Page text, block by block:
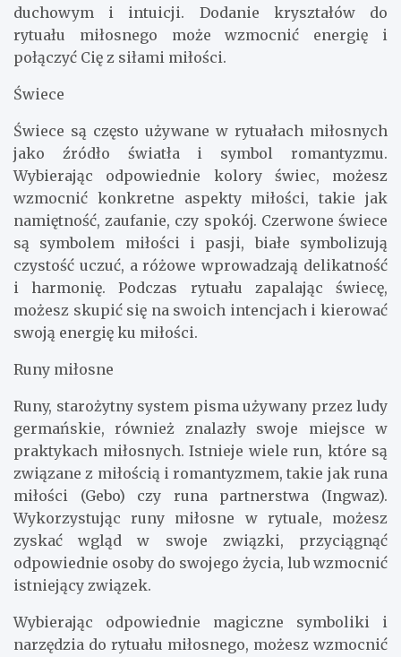
duchowym i intuicji. Dodanie kryształów do
rytuału miłosnego może wzmocnić energię i
połączyć Cię z siłami miłości.
Świece
Świece są często używane w rytuałach miłosnych
jako źródło światła i symbol romantyzmu.
Wybierając odpowiednie kolory świec, możesz
wzmocnić konkretne aspekty miłości, takie jak
namiętność, zaufanie, czy spokój. Czerwone świece
są symbolem miłości i pasji, białe symbolizują
czystość uczuć, a różowe wprowadzają delikatność
i harmonię. Podczas rytuału zapalając świecę,
możesz skupić się na swoich intencjach i kierować
swoją energię ku miłości.
Runy miłosne
Runy, starożytny system pisma używany przez ludy
germańskie, również znalazły swoje miejsce w
praktykach miłosnych. Istnieje wiele run, które są
związane z miłością i romantyzmem, takie jak runa
miłości (Gebo) czy runa partnerstwa (Ingwaz).
Wykorzystując runy miłosne w rytuale, możesz
zyskać wgląd w swoje związki, przyciągnąć
odpowiednie osoby do swojego życia, lub wzmocnić
istniejący związek.
Wybierając odpowiednie magiczne symboliki i
narzędzia do rytuału miłosnego, możesz wzmocnić